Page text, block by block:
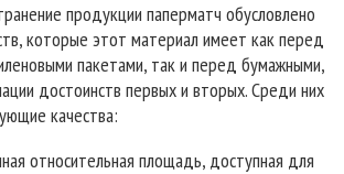
продукции паперматч обусловлено
которые этот материал имеет как перед
пакетами, так и перед бумажными,
достоинств первых и вторых. Среди них
качества:
относительная площадь, доступная для